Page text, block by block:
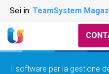
Sei in: TeamSystem
Il software per la gestione